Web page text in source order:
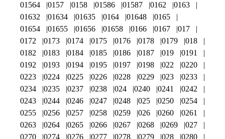
01564
0157 0158 01586 01587 0162
0163
01632
01634 01635 0164 01648
0165
01654
01655 01656 01658 0166 0167
017
0172
0173 0174 0175 0176 0178 0179
018
0182
0183 0184 0185 0186 0187 019
0191
0192
0193 0194 0195 0197 0198 022
0220
0223
0224 0225 0226 0228 0229 023
0233
0234
0235 0237 0238 024 0240 0241
0242
0243
0244 0246 0247 0248 025 0250
0254
0255
0256 0257 0258 0259 026 0260
0261
0263
0264 0265 0266 0267 0268 0269
027
0270
0274 0276 0277 0278 0279 028 0280